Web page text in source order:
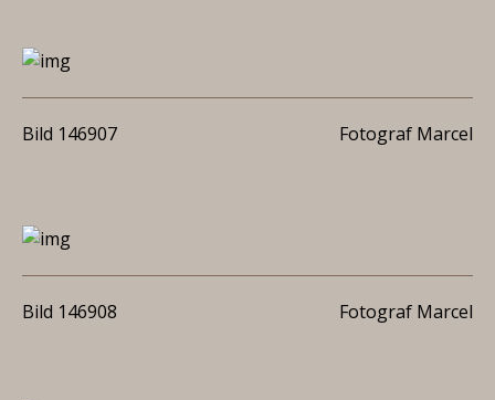
Bild 146907 Fotograf Marcel
Bild 146908 Fotograf Marcel